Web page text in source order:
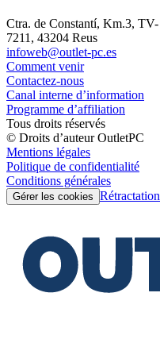
Ctra. de Constantí, Km.3, TV-
7211, 43204 Reus
infoweb@outlet-pc.es
Comment venir
Contactez-nous
Canal interne d’information
Programme d’affiliation
Tous droits réservés
© Droits d’auteur OutletPC
Mentions légales
Politique de confidentialité
Conditions générales
Gérer les cookies Rétractation